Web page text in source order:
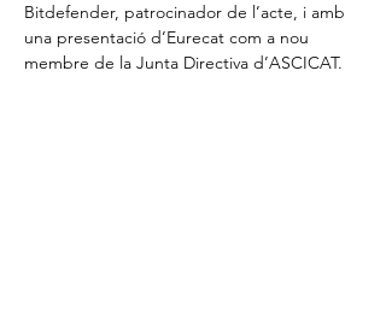
Bitdefender, patrocinador de l’acte, i amb
una presentació d’Eurecat com a nou
membre de la Junta Directiva d’ASCICAT.